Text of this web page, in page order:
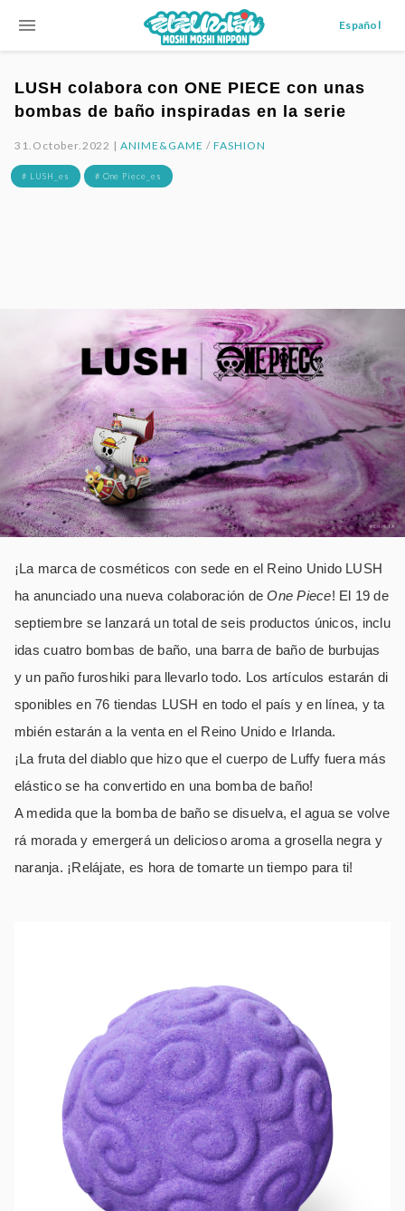
menu Español
LUSH colabora con ONE PIECE con unas
bombas de baño inspiradas en la serie
31.October.2022 |ANIME&GAME / FASHION
# LUSH_es # One Piece_es
¡La marca de cosméticos con sede en el Reino Unido LUSH
ha anunciado una nueva colaboración de One Piece! El 19 de
septiembre se lanzará un total de seis productos únicos, inclu
idas cuatro bombas de baño, una barra de baño de burbujas
y un paño furoshiki para llevarlo todo. Los artículos estarán di
sponibles en 76 tiendas LUSH en todo el país y en línea, y ta
mbién estarán a la venta en el Reino Unido e Irlanda.
¡La fruta del diablo que hizo que el cuerpo de Luffy fuera más
elástico se ha convertido en una bomba de baño!
A medida que la bomba de baño se disuelva, el agua se volve
rá morada y emergerá un delicioso aroma a grosella negra y
naranja. ¡Relájate, es hora de tomarte un tiempo para ti!